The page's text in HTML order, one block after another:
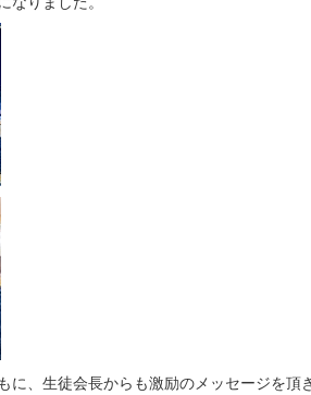
、生徒会長からも激励のメッセージを頂